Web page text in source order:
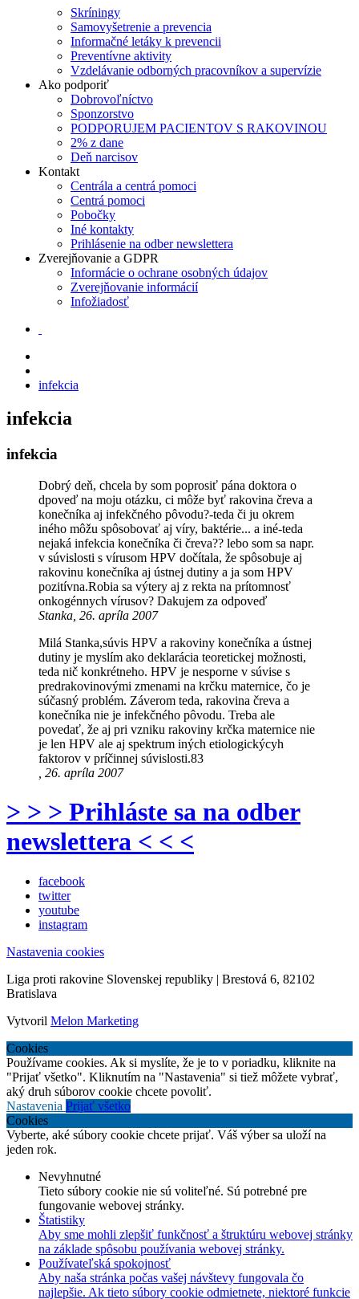
Skríningy
Samovyšetrenie a prevencia
Informačné letáky k prevencii
Preventívne aktivity
Vzdelávanie odborných pracovníkov a supervízie
Ako podporiť
Dobrovoľníctvo
Sponzorstvo
PODPORUJEM PACIENTOV S RAKOVINOU
2% z dane
Deň narcisov
Kontakt
Centrála a centrá pomoci
Centrá pomoci
Pobočky
Iné kontakty
Prihlásenie na odber newslettera
Zverejňovanie a GDPR
Informácie o ochrane osobných údajov
Zverejňovanie informácií
Infožiadosť
infekcia
infekcia
infekcia
Dobrý deň, chcela by som poprosiť pána doktora o
dpoveď na moju otázku, ci môže byť rakovina čreva a
konečníka aj infekčného pôvodu?-teda či ju okrem
iného môžu spôsobovať aj víry, baktérie... a iné-teda
nejaká infekcia konečníka či čreva?? lebo som sa napr.
v súvislosti s vírusom HPV dočítala, že spôsobuje aj
rakovinu konečníka aj ústnej dutiny a ja som HPV
pozitívna.Robia sa výtery aj z rekta na prítomnosť
onkogénnych vírusov? Dakujem za odpoveď
Stanka, 26. apríla 2007
Milá Stanka,súvis HPV a rakoviny konečníka a ústnej
dutiny je myslím ako deklarácia teoretickej možnosti,
teda nič konkrétneho. HPV je nesporne v súvise s
predrakovinovými zmenami na krčku maternice, čo je
súčasný problém. Záverom teda, rakovina čreva a
konečníka nie je infekčného pôvodu. Treba ale
povedať, že aj pri vzniku rakoviny krčka maternice nie
je len HPV ale aj spektrum iných etiologickýcyh
faktorov v príčinnej súvislosti.83
, 26. apríla 2007
> > > Prihláste sa na odber
newslettera < < <
facebook
twitter
youtube
instagram
Nastavenia cookies
Liga proti rakovine Slovenskej republiky | Brestová 6, 82102
Bratislava
Vytvoril Melon Marketing
Cookies
Používame cookies. Ak si myslíte, že je to v poriadku, kliknite na
"Prijať všetko". Kliknutím na "Nastavenia" si tiež môžete vybrať,
aký druh súborov cookie chcete povoliť.
Nastavenia Prijať všetko
Cookies
Vyberte, aké súbory cookie chcete prijať. Váš výber sa uloží na
jeden rok.
Nevyhnutné
Tieto súbory cookie nie sú voliteľné. Sú potrebné pre
fungovanie webovej stránky.
Štatistiky
Aby sme mohli zlepšiť funkčnosť a štruktúru webovej stránky
na základe spôsobu používania webovej stránky.
Používateľská spokojnosť
Aby naša stránka počas vašej návštevy fungovala čo
najlepšie. Ak tieto súbory cookie odmietnete, niektoré funkcie